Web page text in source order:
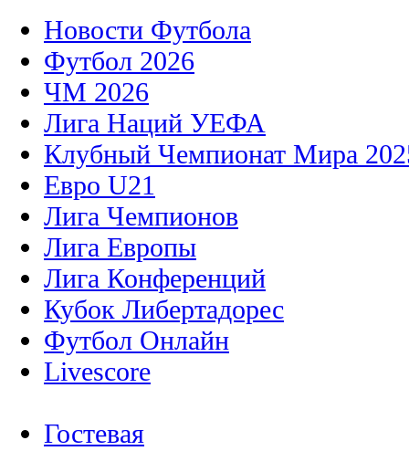
Новости Футбола
Футбол 2026
ЧМ 2026
Лига Наций УЕФА
Клубный Чемпионат Мира
Евро U21
Лига Чемпионов
Лига Европы
Лига Конференций
Кубок Либертадорес
Футбол Онлайн
Livescore
Гостевая